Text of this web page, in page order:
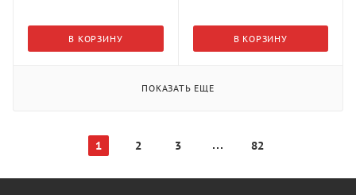
В КОРЗИНУ В КОРЗИНУ
ПОКАЗАТЬ ЕЩЕ
1 2 3 82